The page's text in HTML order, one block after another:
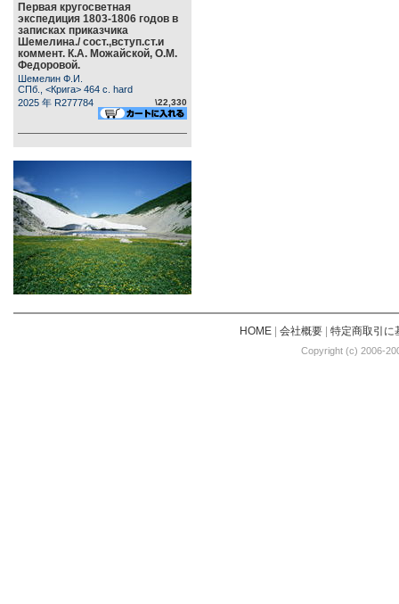
Первая кругосветная
экспедиция 1803-1806 годов в
записках приказчика
Шемелина./ сост.,вступ.ст.и
коммент. К.А. Можайской, О.М.
Федоровой.
Шемелин Ф.И.
СПб., <Крига> 464 c. hard
2025 年 R277784
\22,330
HOME| 会社概要| 特定商取引に
Copyright (c) 2006-